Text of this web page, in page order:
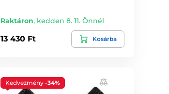
Raktáron, kedden 8. 11. Önnél
13 430 Ft Kosárba
Kedvezmény-34%